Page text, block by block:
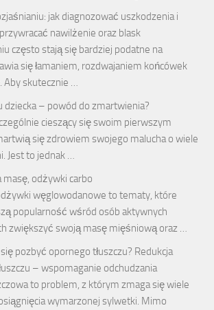
jak diagnozować uszkodzenia i
nawilżenie oraz blask
często stają się bardziej podatne na
się łamaniem, rozdwajaniem końcówek
Aby skutecznie …
dziecka – powód do zmartwienia?
cieszący się swoim pierwszym
się zdrowiem swojego malucha o wiele
Jest to jednak …
masę, odżywki carbo
węglowodanowe to tematy, które
popularność wśród osób aktywnych
zwiększyć swoją masę mięśniową oraz …
pozbyć opornego tłuszczu? Redukcja
– wspomaganie odchudzania
to problem, z którym zmaga się wiele
wymarzonej sylwetki. Mimo